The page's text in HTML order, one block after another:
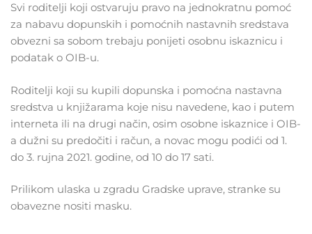
Svi roditelji koji ostvaruju pravo na jednokratnu pomoć
za nabavu dopunskih i pomoćnih nastavnih sredstava
obvezni sa sobom trebaju ponijeti osobnu iskaznicu i
podatak o OIB-u.
Roditelji koji su kupili dopunska i pomoćna nastavna
sredstva u knjižarama koje nisu navedene, kao i putem
interneta ili na drugi način, osim osobne iskaznice i OIB-
a dužni su predočiti i račun, a novac mogu podići od 1.
do 3. rujna 2021. godine, od 10 do 17 sati.
Prilikom ulaska u zgradu Gradske uprave, stranke su
obavezne nositi masku.